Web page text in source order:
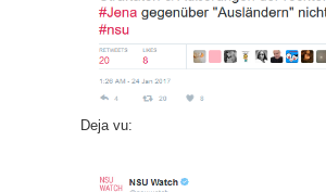
Deja vu: